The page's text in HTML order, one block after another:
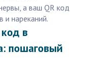
а ваш QR код
и нареканий.
в
пошаговый